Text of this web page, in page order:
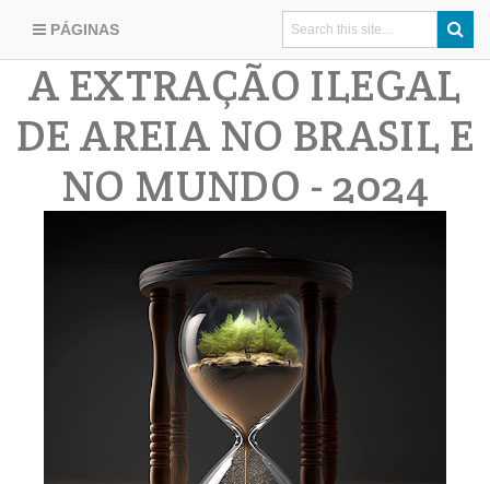
PÁGINAS
A EXTRAÇÃO ILEGAL
DE AREIA NO BRASIL E
NO MUNDO - 2024